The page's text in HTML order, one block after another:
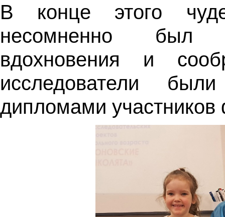
В конце этого
несомненно был
вдохновения и
исследователи
дипломами